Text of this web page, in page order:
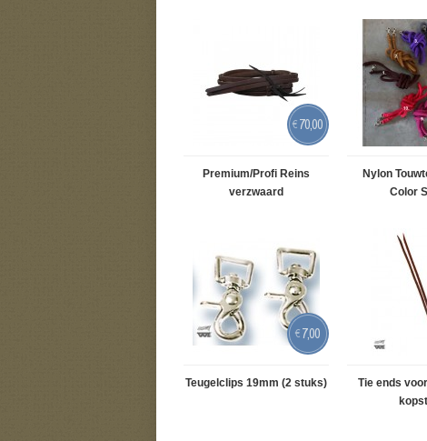
Premium/Profi Reins
verzwaard
€70,00
Nylon
Color
Teugelclips 19mm (2 stuks)
€7,00
Tie ends